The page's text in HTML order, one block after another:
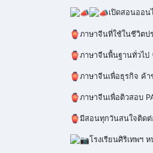
เปิดสอนออ
ภาษาจีนที่ใช้ในชีวิตป
ภาษาจีนพื้นฐานทั่วไป
ภาษาจีนเพื่อธุรกิจ ค้า
ภาษาจีนเพื่อติวสอบ
มีสอนทุกวันสนใจติดต่
โรงเรียนศิริเทพฯ